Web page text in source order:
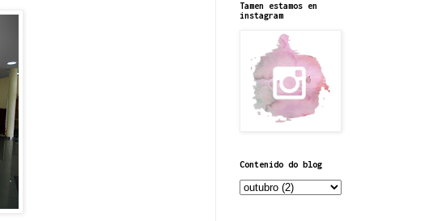
Tamen estamos en
instagram
Contenido do blog